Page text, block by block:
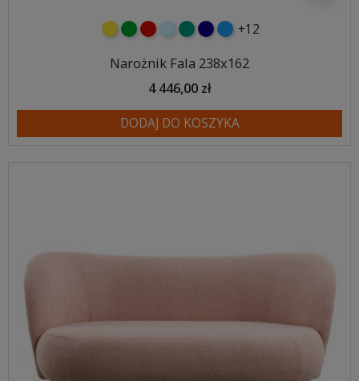
żółtyzielonyczerwony
błękitnyturkusowy
granatowy
niebieski
+12
Narożnik Fala 238x162
4 446,00 zł
DODAJ DO KOSZYKA